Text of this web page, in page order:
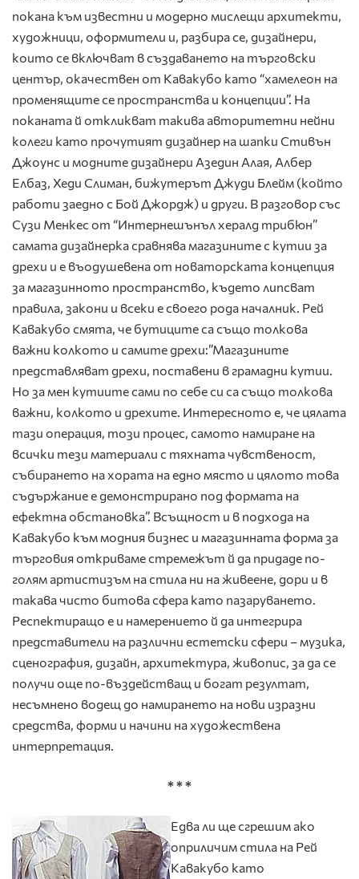
покана към известни и модерно мислещи архитекти,
художници, оформители и, разбира се, дизайнери,
които се включват в създаването на търговски
център, окачествен от Кавакубо като “хамелеон на
променящите се пространства и концепции”. На
поканата й откликват такива авторитетни нейни
колеги като прочутият дизайнер на шапки Стивън
Джоунс и модните дизайнери Азедин Алая, Албер
Елбаз, Хеди Слиман, бижутерът Джуди Блейм (който
работи заедно с Бой Джордж) и други. В разговор със
Сузи Менкес от “Интернешънъл хералд трибюн”
самата дизайнерка сравнява магазините с кутии за
дрехи и е въодушевена от новаторската концепция
за магазинното пространство, където липсват
правила, закони и всеки е своего рода началник. Рей
Кавакубо смята, че бутиците са също толкова
важни колкото и самите дрехи:”Магазините
представляват дрехи, поставени в грамадни кутии.
Но за мен кутиите сами по себе си са също толкова
важни, колкото и дрехите. Интересното е, че цялата
тази операция, този процес, самото намиране на
всички тези материали с тяхната чувственост,
събирането на хората на едно място и цялото това
съдържание е демонстрирано под формата на
ефектна обстановка”. Всъщност и в подхода на
Кавакубо към модния бизнес и магазинната форма за
търговия откриваме стремежът й да придаде по-
голям артистизъм на стила ни на живеене, дори и в
такава чисто битова сфера като пазаруването.
Респектиращо е и намерението й да интегрира
представители на различни естетски сфери – музика,
сценография, дизайн, архитектура, живопис, за да се
получи още по-въздействащ и богат резултат,
несъмнено водещ до намирането на нови изразни
средства, форми и начини на художествена
интерпретация.
* * *
Едва ли ще сгрешим ако
оприличим стила на Рей
Кавакубо като